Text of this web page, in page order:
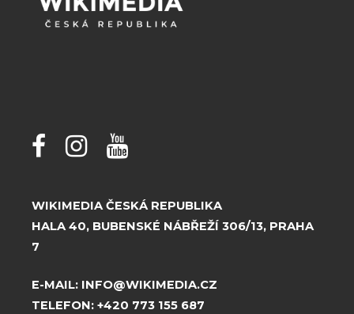
WIKIMEDIA ČESKÁ REPUBLIKA
HALA 40, BUBENSKÉ NÁBŘEŽÍ 306/13, PRAHA
7
E-MAIL: INFO@WIKIMEDIA.CZ
TELEFON: +420 773 155 687